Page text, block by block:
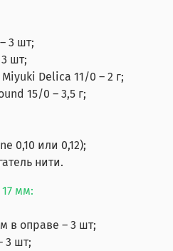
3 шт;
шт;
Delica 11/0 – 2 г;
15/0 – 3,5 г;
0,10 или 0,12);
нити.
мм:
в оправе – 3 шт;
3 шт;